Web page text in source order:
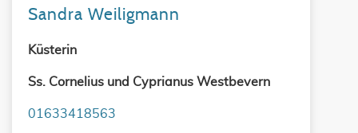
Sandra Weiligmann
Küsterin
Ss. Cornelius und Cyprianus Westbevern
01633418563